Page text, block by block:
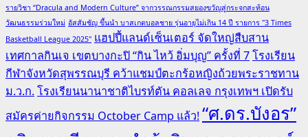
รายวิชา “Dracula and Modern Culture” จากวรรณกรรมสยองขวัญสู่กระจกสะท้อน
วัฒนธรรมร่วมใหม่ อัสสัมชัญ ขึ้นนำ บาสเกตบอลชาย รุ่นอายุไม่เกิน 14 ปี รายการ "3 Times
Basketball League 2025" แฮปปี้แลนด์เซ็นเตอร์ จัดใหญ่สืบสาน
เทศกาลกินเจ เขตบางกะปิ “กิน ไหว้ อิ่มบุญ” ครั้งที่ 7โรงเรียน
กีฬาจังหวัดสุพรรณบุรี คว้าแชมป์ตะกร้อหญิงถ้วยพระราชทาน
ม.ว.ก.โรงเรียนนานาชาติไบรท์ตัน คอลเลจ กรุงเทพฯ เปิดรับ
สมัครค่ายกิจกรรม October Camp แล้ว!“ศ.ดร.บังอร”